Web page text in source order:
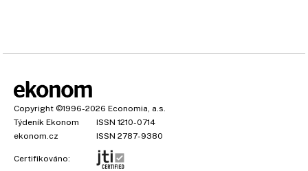
Copyright ©1996-2026 Economia, a.s.
Týdeník Ekonom
ISSN 1210-0714
ekonom.cz
ISSN 2787-9380
Certifikováno: